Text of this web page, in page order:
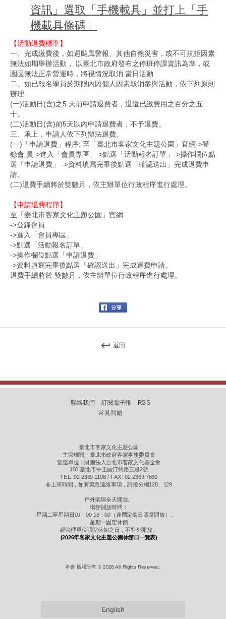
資訊」選取「手機載具」並打上「手
機載具條碼」
【活動退費標準】
一、完成繳費後，如遇颱風警報、其他自然災害，或不可抗拒因素
無法如期舉辦活動， 以臺北市政府發布之停班停課資訊為準，或
園區無法正常營運時，將視情況取消 當日活動
二、如已報名學員於期限內因個人因素取消參與活動，依下列原則
辦理:
(一)活動日(含)之5 天前申請退費者，退還已繳費用之百分之五
十。
(二)活動日(含)前5天以內申請退費者，不予退費。
三、承上，申請人依下列辦法退費。
(一)「申請退費」程序: 至「臺北市客家文化主題公園」官網->登
錄會 員->進入「會員專區」->點選「活動報名訂單」->操作欄位點
選「申請退費」 ->資料填寫完畢後點選「確認送出」完成退費申
請。
(二)退費手續將於雙數月，依主辦單位行政程序進行處理。
【申請退費程序】
至「臺北市客家文化主題公園」官網
->登錄會員
->進入「會員專區」
->點選「活動報名訂單」
->操作欄位點選「申請退費」
->資料填寫完畢後點選「確認送出」完成退費申請。
退費手續將於 雙數月，依主辦單位行政程序進行處理。
返回
聯絡我們 訂閱電子報
RSS
常見問題
臺北市客家文化主題公園
主管機關：臺北市政府客家事務委員會
營運單位：財團法人台北市客家文化基金會
100 臺北市中正區汀州路三段2號
TEL: 02-2369-1198 / FAX: 02-2369-7660
非上班時間，如有緊急連絡事項，請撥分機128、129
戶外園區全天開放。
場館開放時間：
星期二至星期日09：00-18：00（逢國定假日照常開放）。
星期一固定休館
經管理單位張貼休館之日，不對外開放。
(2026年客家文化主題公園休館日一覽表)
本會 版權所有 © 2026 All Rights Reserved.
English